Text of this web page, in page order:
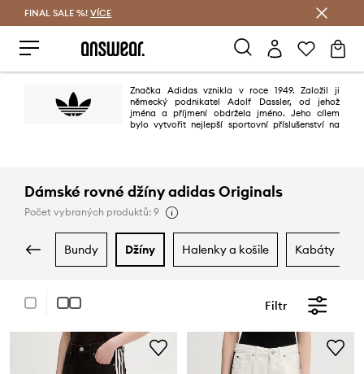
FINAL SALE %! VÍCE
Značka Adidas vznikla v roce 1949. Založil ji
německý podnikatel Adolf Dassler, od jehož
jména a příjmení obdržela jméno. Jeho cílem
bylo vytvořit nejlepší sportovní příslušenství na
Dámské rovné džíny adidas Originals
Počet vybraných produktů: 9
bundy džíny halenky a košile kabáty
Filtr